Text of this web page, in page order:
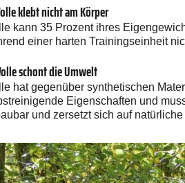
klebt nicht am Körper
kann 35 Prozent ihres
einer harten Trainingseinheit
schont die Umwelt
hat gegenüber synthetischen
Eigenschaften und
und zersetzt sich auf natürliche